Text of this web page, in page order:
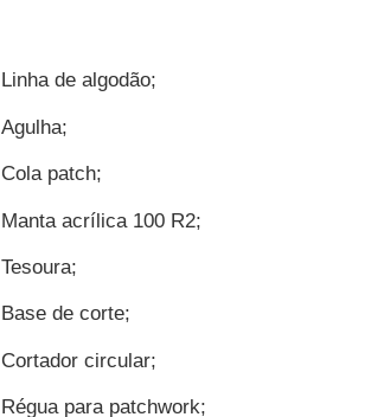
Linha de algodão;
Agulha;
Cola patch;
Manta acrílica 100 R2;
Tesoura;
Base de corte;
Cortador circular;
Régua para patchwork;